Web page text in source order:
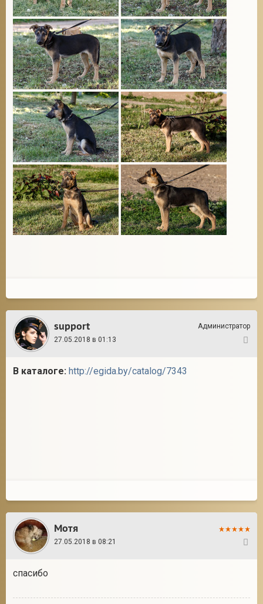
support
Администратор
27.05.2018 в 01:13
В каталоге: http://egida.by/catalog/7343
Мотя
27.05.2018 в 08:21
спасибо